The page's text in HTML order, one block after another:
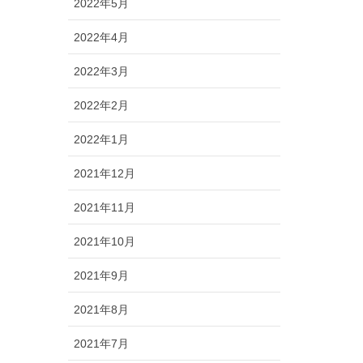
2022年5月
2022年4月
2022年3月
2022年2月
2022年1月
2021年12月
2021年11月
2021年10月
2021年9月
2021年8月
2021年7月